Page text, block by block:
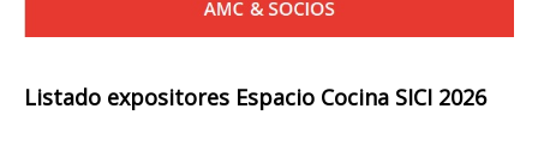
Listado expositores Espacio Cocina SICI 2026